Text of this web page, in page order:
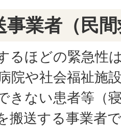
事業者（民
るほどの緊急性
院や社会福祉施
きない患者等（
搬送する事業者